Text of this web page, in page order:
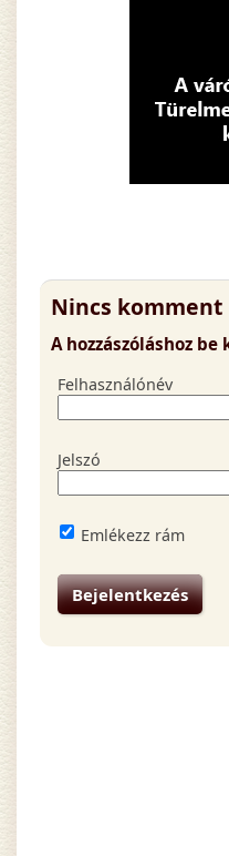
Nincs komment
A hozzászóláshoz
Felhasználónév
Jelszó
Emlékezz rám